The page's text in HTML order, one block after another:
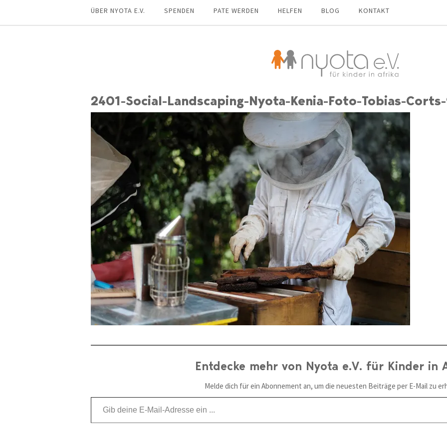
ÜBER NYOTA E.V. SPENDEN PATE WERDEN HELFEN BLOG KONTAKT
2401-Social-Landscaping-Nyota-Kenia-Foto-Tobias-
Entdecke mehr von Nyota e.V. für Kinder in
Melde dich für ein Abonnement an, um die neuesten Beiträge per E-Mail zu
Gib deine E-Mail-Adresse ein ...